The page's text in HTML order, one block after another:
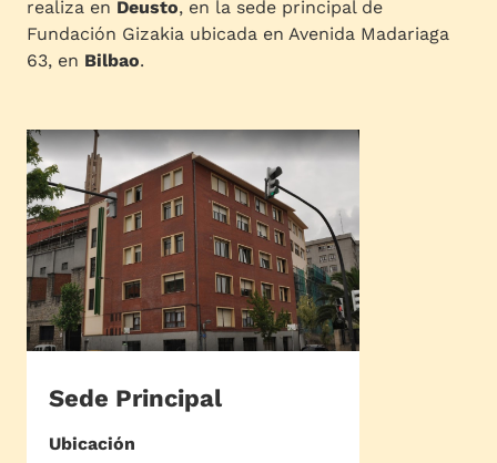
realiza en Deusto, en la sede principal de
Fundación Gizakia ubicada en Avenida Madariaga
63, en Bilbao.
Sede Principal
Ubicación